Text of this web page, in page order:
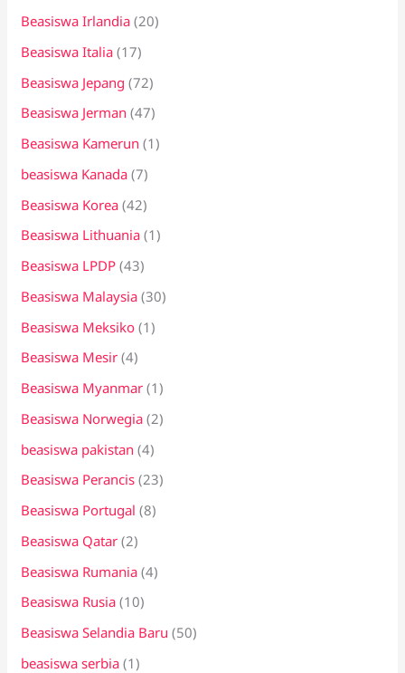
Beasiswa Irlandia (20)
Beasiswa Italia (17)
Beasiswa Jepang (72)
Beasiswa Jerman (47)
Beasiswa Kamerun (1)
beasiswa Kanada (7)
Beasiswa Korea (42)
Beasiswa Lithuania (1)
Beasiswa LPDP (43)
Beasiswa Malaysia (30)
Beasiswa Meksiko (1)
Beasiswa Mesir (4)
Beasiswa Myanmar (1)
Beasiswa Norwegia (2)
beasiswa pakistan (4)
Beasiswa Perancis (23)
Beasiswa Portugal (8)
Beasiswa Qatar (2)
Beasiswa Rumania (4)
Beasiswa Rusia (10)
Beasiswa Selandia Baru (50)
beasiswa serbia (1)